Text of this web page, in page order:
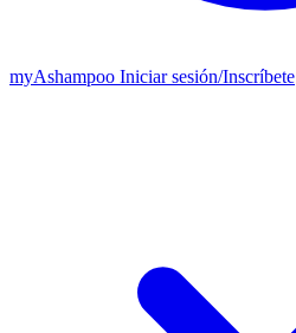
myAshampoo Iniciar sesión/Inscríbete